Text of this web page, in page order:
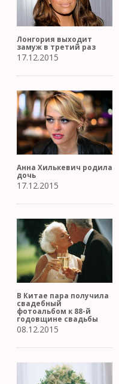
Лонгория выходит
замуж в третий раз
17.12.2015
Анна Хилькевич родила
дочь
17.12.2015
В Китае пара получила
свадебный
фотоальбом к 88-й
годовщине свадьбы
08.12.2015